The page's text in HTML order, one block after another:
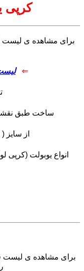
کرپی
برای مشاهده ی لیست
⇐
ساخت طبق نقشه
از سایز ( M6 تا M30 ) ( “۱/۲ تا “۲۰ )
انواع یوبولت (کرپی
برای مشاهده ی لیست